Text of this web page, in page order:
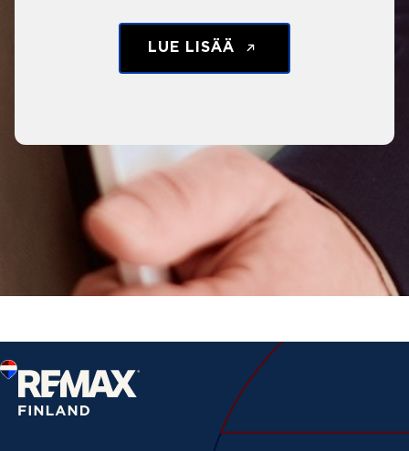
LUE LISÄÄ